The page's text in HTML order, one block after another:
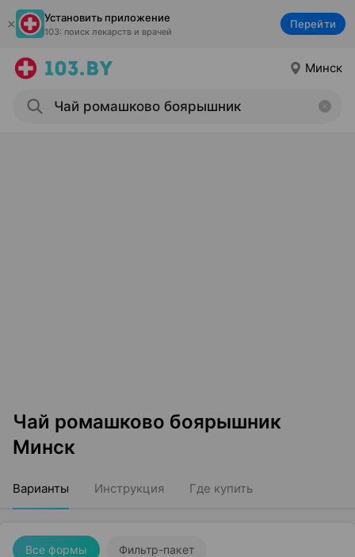
Установить приложение
103: поиск лекарств и врачей
Перейти
Минск
Чай ромашково боярышник
Минск
Варианты Инструкция Где купить
Все формы Фильтр-пакет